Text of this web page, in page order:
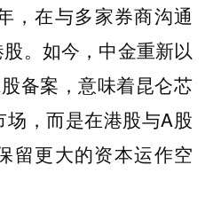
，在与多家券商沟通
。如今，中金重新以
备案，意味着昆仑芯
，而是在港股与A股
留更大的资本运作空